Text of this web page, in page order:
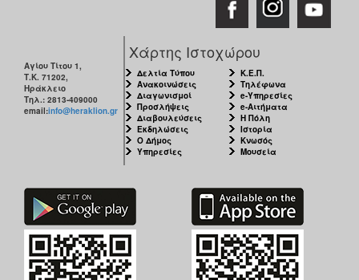
Αγίου Τίτου 1,
Τ.Κ. 71202,
Ηράκλειο
Τηλ.: 2813-409000
email:info@heraklion.gr
Χάρτης Ιστοχώρου
Δελτία Τύπου
Ανακοινώσεις
Διαγωνισμοί
Προσλήψεις
Διαβουλεύσεις
Εκδηλώσεις
Ο Δήμος
Υπηρεσίες
Κ.Ε.Π.
Τηλέφωνα
e-Υπηρεσίες
e-Αιτήματα
Η Πόλη
Ιστορία
Κνωσός
Μουσεία